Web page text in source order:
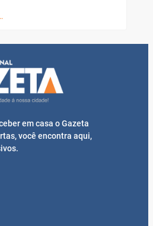
em casa o Gazeta
você encontra aqui,